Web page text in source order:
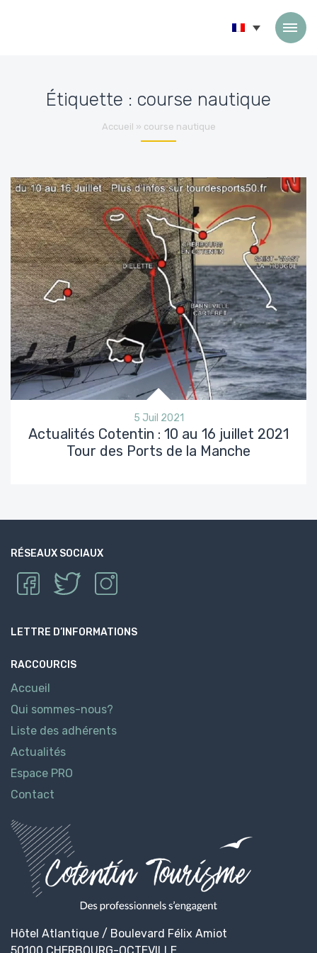
Étiquette : course nautique
Accueil » course nautique
5 Juil 2021
Actualités Cotentin : 10 au 16 juillet 2021
Tour des Ports de la Manche
RÉSEAUX SOCIAUX
LETTRE D’INFORMATIONS
RACCOURCIS
Accueil
Qui sommes-nous?
Liste des adhérents
Actualités
Espace PRO
Contact
Hôtel Atlantique / Boulevard Félix Amiot
50100 CHERBOURG-OCTEVILLE